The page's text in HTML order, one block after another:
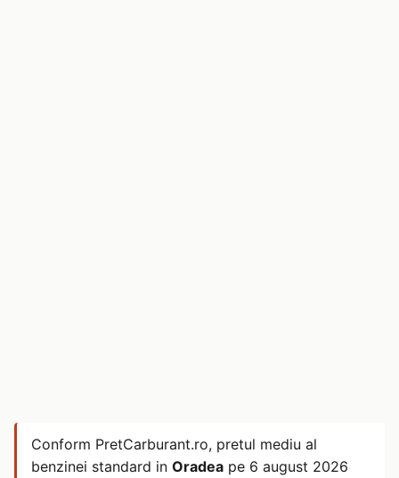
Conform PretCarburant.ro, pretul mediu al
benzinei standard in Oradea pe 6 august 2026